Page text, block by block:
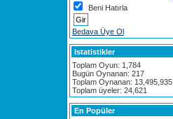
Beni Hatırla
Bedava Üye Ol
Istatistikler
Toplam Oyun: 1,784
Bugün Oynanan: 217
Toplam Oynanan: 13,495,935
Toplam üyeler: 24,621
En Popüler